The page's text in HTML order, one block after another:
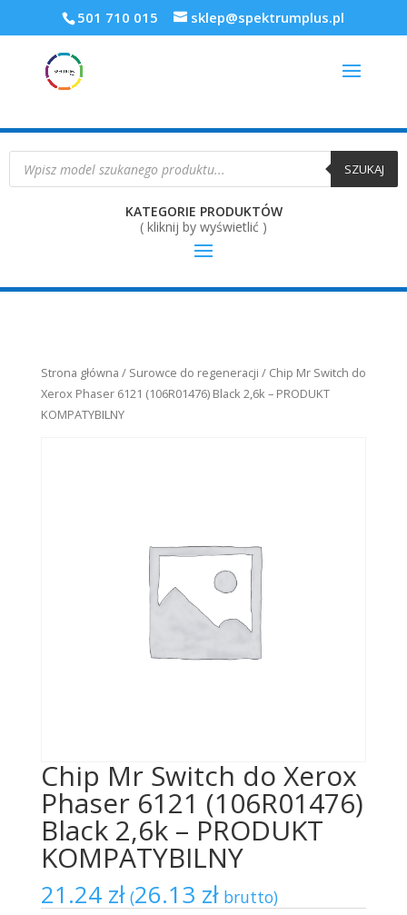
501 710 015 sklep@spektrumplus.pl
Wyszukiwarka
produktów SZUKAJ
KATEGORIE PRODUKTÓW
( kliknij by wyświetlić )
Strona główna / Surowce do regeneracji / Chip Mr Switch do
Xerox Phaser 6121 (106R01476) Black 2,6k – PRODUKT
KOMPATYBILNY
Chip Mr Switch do Xerox
Phaser 6121 (106R01476)
Black 2,6k – PRODUKT
KOMPATYBILNY
21.24 zł (26.13 złbrutto)